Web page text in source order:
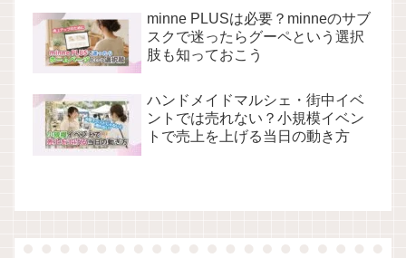
minne PLUSは必要？minneのサブ
スクで迷ったらグーペという選択
肢も知っておこう
ハンドメイドマルシェ・街中イベ
ントでは売れない？小規模イベン
トで売上を上げる当日の動き方